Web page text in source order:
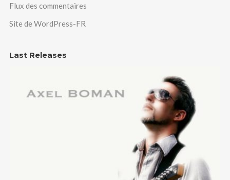
Flux des commentaires
Site de WordPress-FR
Last Releases